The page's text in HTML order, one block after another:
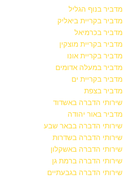
מדביר בנוף הגליל
מדביר בקריית ביאליק
מדביר בכרמיאל
מדביר בקריית מוצקין
מדביר בקריית אונו
מדביר במעלה אדומים
מדביר בקריית ים
מדביר בצפת
שירותי הדברה באשדוד
מדביר באור יהודה
שירותי הדברה בבאר שבע
שירותי הדברה בשדרות
שירותי הדברה באשקלון
שירותי הדברה ברמת גן
שירותי הדברה בגבעתיים